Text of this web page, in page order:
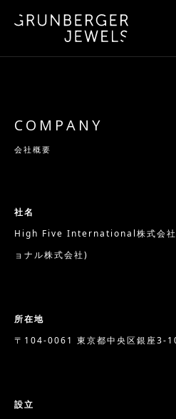
COMPANY
会社概要
社名
High Five International株式会社(
ョナル株式会社)
所在地
〒104-0061 東京都中央区銀座3-
設立